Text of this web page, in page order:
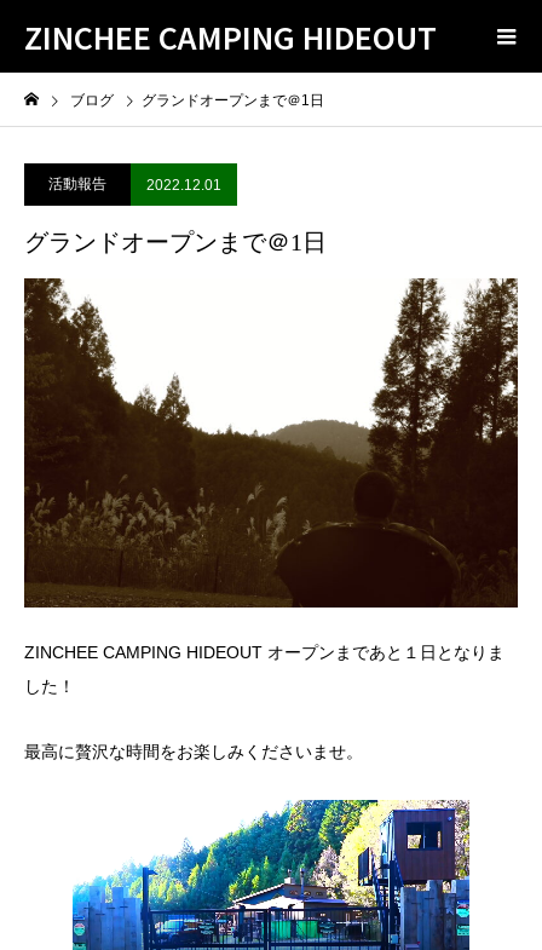
ZINCHEE CAMPING HIDEOUT
ブログ グランドオープンまで＠1日
活動報告 2022.12.01
グランドオープンまで＠1日
ZINCHEE CAMPING HIDEOUT オープンまであと１日となりま
した！
最高に贅沢な時間をお楽しみくださいませ。